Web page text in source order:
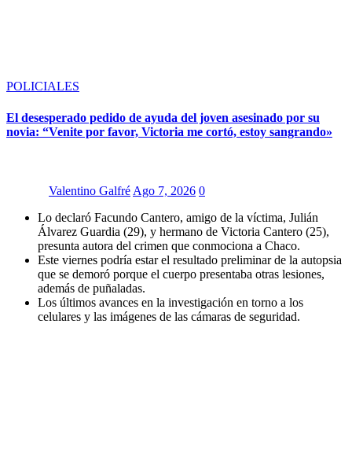
POLICIALES
El desesperado pedido de ayuda del joven asesinado por su
novia: “Venite por favor, Victoria me cortó, estoy sangrando»
Valentino Galfré Ago 7, 2026 0
Lo declaró Facundo Cantero, amigo de la víctima, Julián
Álvarez Guardia (29), y hermano de Victoria Cantero (25),
presunta autora del crimen que conmociona a Chaco.
Este viernes podría estar el resultado preliminar de la autopsia
que se demoró porque el cuerpo presentaba otras lesiones,
además de puñaladas.
Los últimos avances en la investigación en torno a los
celulares y las imágenes de las cámaras de seguridad.